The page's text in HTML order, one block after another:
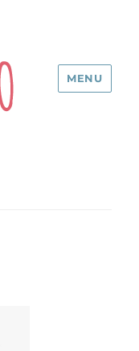
MENU